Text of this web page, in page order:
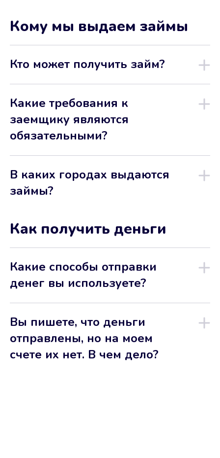
Кому мы выдаем займы
Кто может получить займ?
Какие требования к
заемщику являются
обязательными?
В каких городах выдаются
займы?
Как получить деньги
Какие способы отправки
денег вы используете?
Вы пишете, что деньги
отправлены, но на моем
счете их нет. В чем дело?